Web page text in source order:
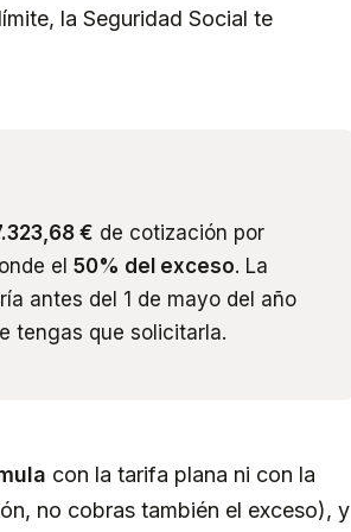
la Seguridad Social te
€ de cotización por
el 50% del exceso. La
antes del 1 de mayo del año
tengas que solicitarla.
con la tarifa plana ni con la
no cobras también el exceso), y